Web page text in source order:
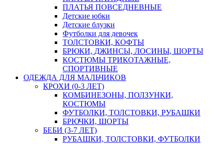
ПЛАТЬЯ ПОВСЕДНЕВНЫЕ
Детские юбки
Детские блузки
Футболки для девочек
ТОЛСТОВКИ, КОФТЫ
БРЮКИ, ДЖИНСЫ, ЛОСИНЫ, ШОРТЫ
КОСТЮМЫ ТРИКОТАЖНЫЕ,
СПОРТИВНЫЕ
ОДЕЖДА ДЛЯ МАЛЬЧИКОВ
КРОХИ (0-3 ЛЕТ)
КОМБИНЕЗОНЫ, ПОЛЗУНКИ,
КОСТЮМЫ
ФУТБОЛКИ, ТОЛСТОВКИ, РУБАШКИ
БРЮЧКИ, ШОРТЫ
БЕБИ (3-7 ЛЕТ)
РУБАШКИ, ТОЛСТОВКИ, ФУТБОЛКИ